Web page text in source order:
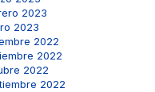
2023
2023
2022
2022
2022
2022